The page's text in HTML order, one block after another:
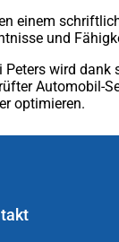
einem
und
Peters wird dank
Automobil-
optimieren.